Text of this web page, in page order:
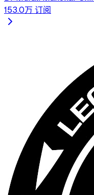
153.0万 订阅